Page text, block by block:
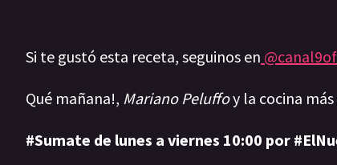
Si te gustó esta receta, seguinos en
Qué mañana!, Mariano Peluffoy la cocina
#Sumate de lunes a viernes 10:00 por